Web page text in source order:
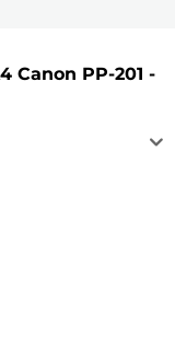
Canon PP-201 -